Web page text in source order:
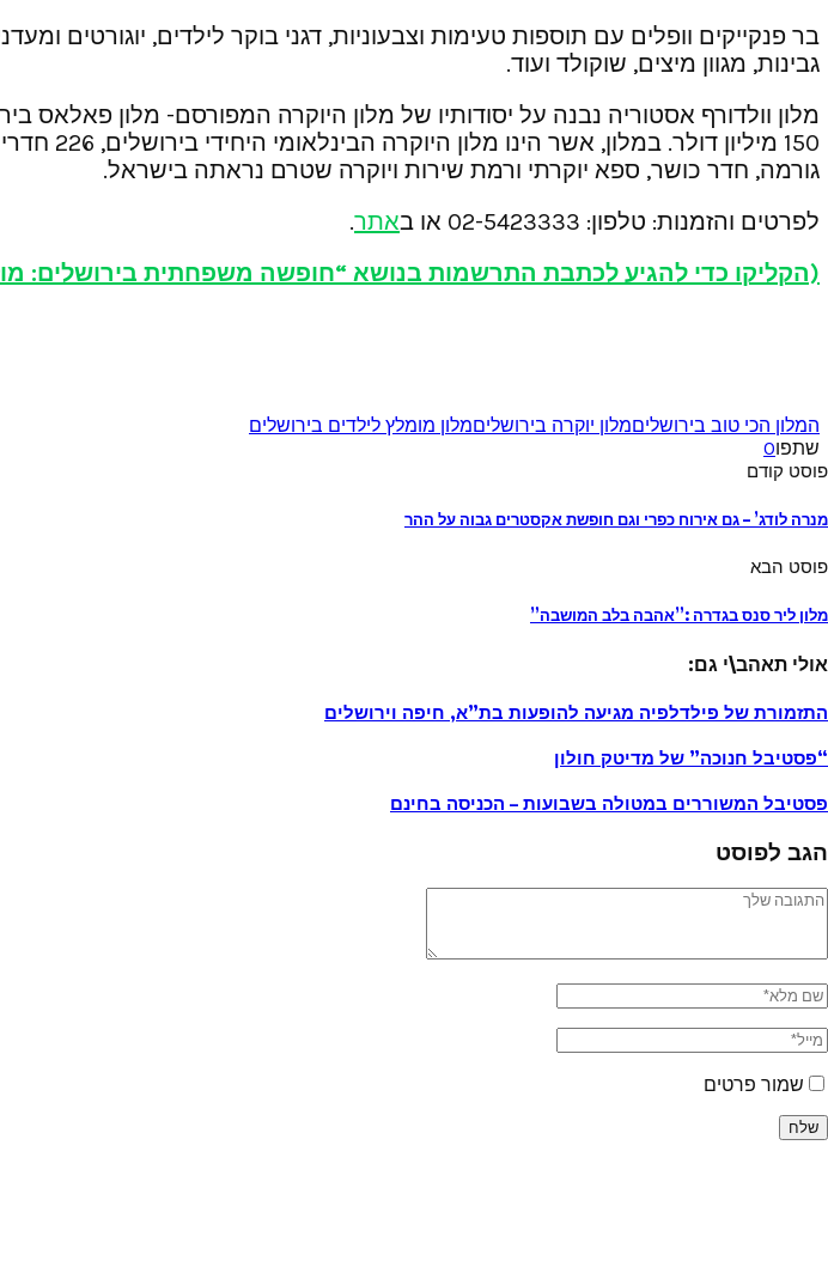
בר פנקייקים וופלים עם תוספות טעימות וצבעוניות, דגני בוקר לילדים, יוגורטים
גבינות, מגוון מיצים, שוקולד ועוד.
מלון וולדורף אסטוריה נבנה על יסודותיו של מלון היוקרה המפורסם- מלון
גורמה, חדר כושר, ספא יוקרתי ורמת שירות ויוקרה שטרם נראתה בישראל.
לפרטים והזמנות: טלפון: 02-5423333 או ב
אתר.
(הקליקו כדי להגיע לכתבת התרשמות בנושא “חופשה משפחתית בירושלים:
המלון הכי טוב בירושליםמלון יוקרה בירושליםמלון מומלץ לילדים בירושלים
שתפו0
פוסט קודם
מנרה לודג’ – גם אירוח כפרי וגם חופשת אקסטרים גבוה על ההר
פוסט הבא
מלון ליר סנס בגדרה :”אהבה בלב המושבה”
אולי תאהב\י גם:
התזמורת של פילדלפיה מגיעה להופעות בת”א, חיפה וירושלים
“פסטיבל חנוכה” של מדיטק חולון
פסטיבל המשוררים במטולה בשבועות – הכניסה בחינם
הגב לפוסט
שמור פרטים